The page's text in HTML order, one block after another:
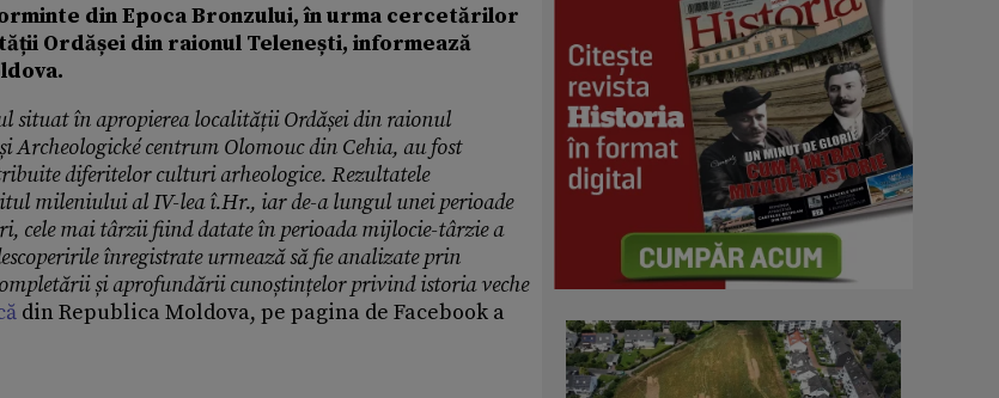
din Epoca Bronzului, în urma cercetărilor
Ordășei din raionul Telenești, informează
situat în apropierea localității Ordășei din raionul
centrum Olomouc din Cehia, au fost
diferitelor culturi arheologice. Rezultatele
mileniului al IV-lea î.Hr., iar de-a lungul unei perioade
cele mai târzii fiind datate în perioada mijlocie-târzie a
înregistrate urmează să fie analizate prin
și aprofundării cunoștințelor privind istoria veche
din Republica Moldova, pe pagina de Facebook a